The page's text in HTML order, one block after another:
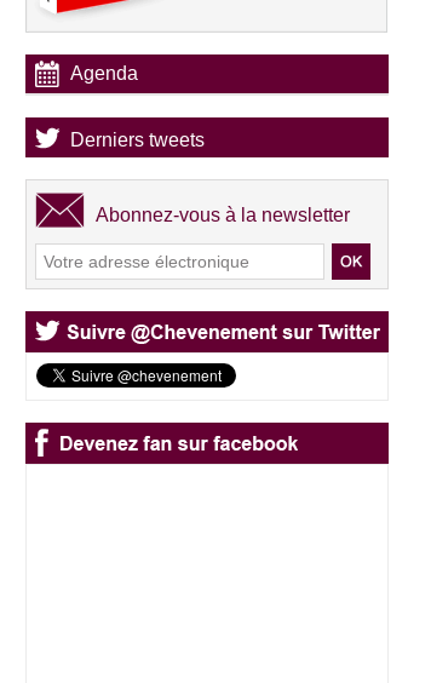
Agenda
Derniers tweets
Abonnez-vous à la newsletter